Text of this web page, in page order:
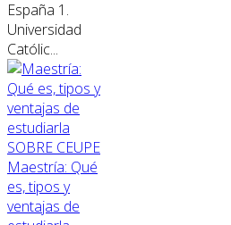
España 1.
Universidad
Católic...
SOBRE CEUPE
Maestría: Qué
es, tipos y
ventajas de